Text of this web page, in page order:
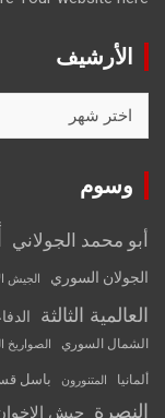
الأرشيف
وسوم
أبو محمد الجولاني
الجولان السوري الجيش
العالمية الثالثة
الشمال السوري الصواريخ
ألمانيا المتنورون باسل
النصرة
جيش